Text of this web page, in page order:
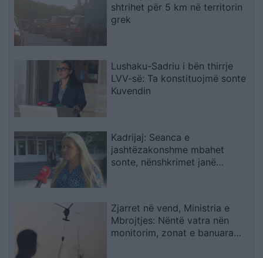
shtrihet për 5 km në territorin
grek
Lushaku-Sadriu i bën thirrje
LVV-së: Ta konstituojmë sonte
Kuvendin
Kadrijaj: Seanca e
jashtëzakonshme mbahet
sonte, nënshkrimet janë
Zjarret në vend, Ministria e
Mbrojtjes: Nëntë vatra nën
monitorim, zonat e banuara